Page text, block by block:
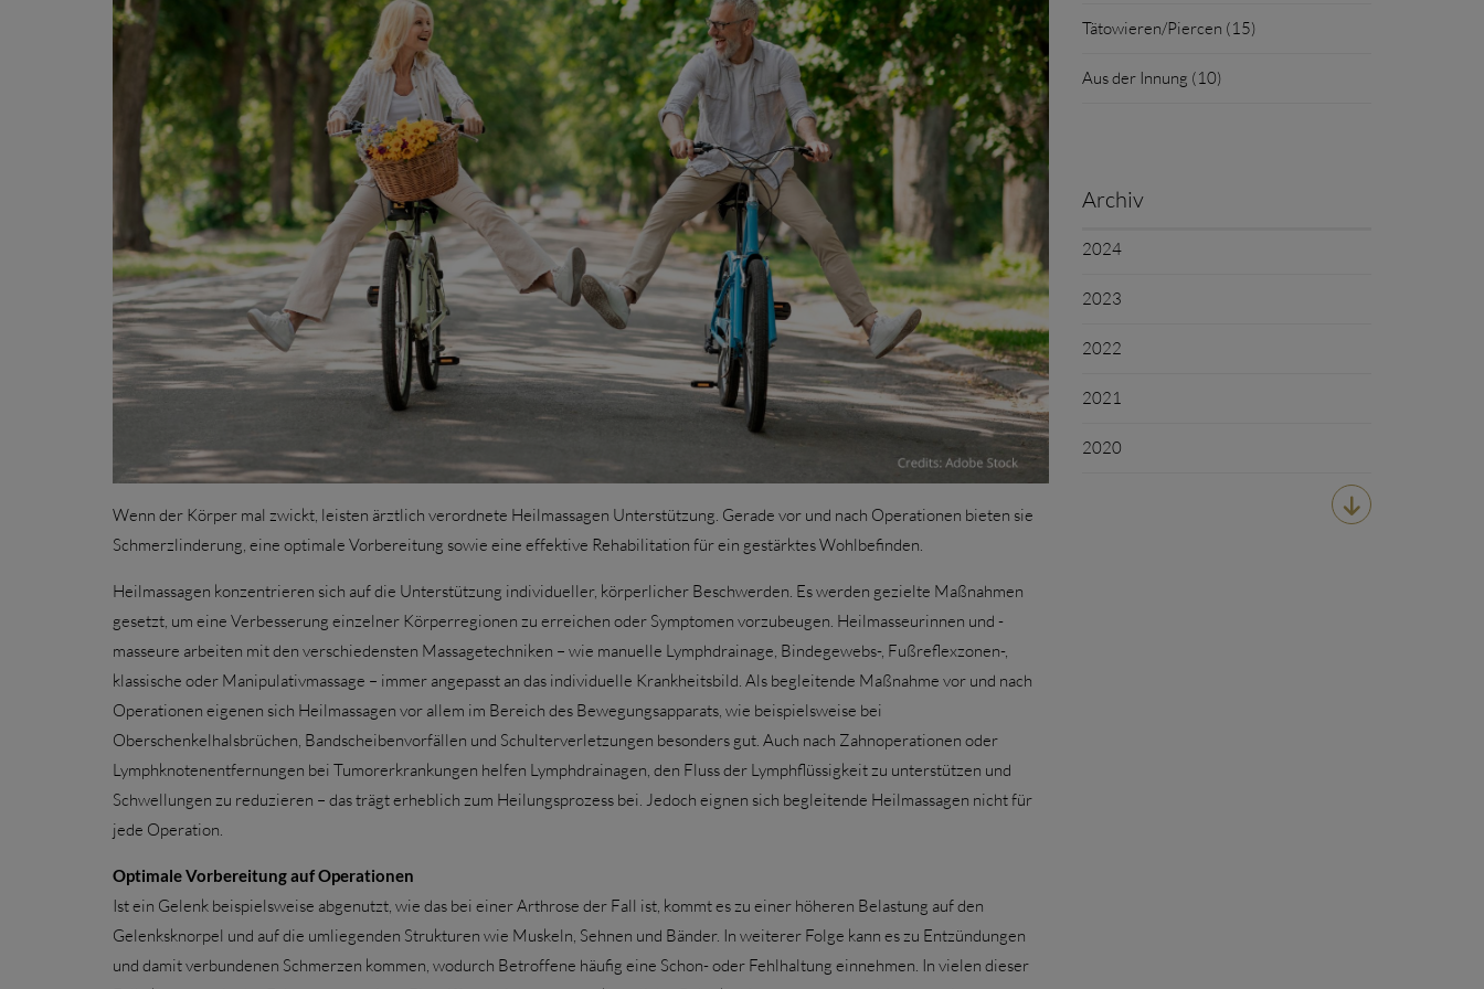
Wenn der Körper mal zwickt, leisten ärztlich verordnete Heilmassagen Unterstützung. Gerade vor und nach Operationen bieten sie
Schmerzlinderung, eine optimale Vorbereitung sowie eine effektive Rehabilitation für ein gestärktes Wohlbefinden.
Heilmassagen konzentrieren sich auf die Unterstützung individueller, körperlicher Beschwerden. Es werden gezielte Maßnahmen
gesetzt, um eine Verbesserung einzelner Körperregionen zu erreichen oder Symptomen vorzubeugen. Heilmasseurinnen und -
masseure arbeiten mit den verschiedensten Massagetechniken – wie manuelle Lymphdrainage, Bindegewebs-, Fußreflexzonen-,
klassische oder Manipulativmassage – immer angepasst an das individuelle Krankheitsbild. Als begleitende Maßnahme vor und nach
Operationen eigenen sich Heilmassagen vor allem im Bereich des Bewegungsapparats, wie beispielsweise bei
Oberschenkelhalsbrüchen, Bandscheibenvorfällen und Schulterverletzungen besonders gut. Auch nach Zahnoperationen oder
Lymphknotenentfernungen bei Tumorerkrankungen helfen Lymphdrainagen, den Fluss der Lymphflüssigkeit zu unterstützen und
Schwellungen zu reduzieren – das trägt erheblich zum Heilungsprozess bei. Jedoch eignen sich begleitende Heilmassagen nicht für
jede Operation.
Optimale Vorbereitung auf Operationen
Ist ein Gelenk beispielsweise abgenutzt, wie das bei einer Arthrose der Fall ist, kommt es zu einer höheren Belastung auf den
Gelenksknorpel und auf die umliegenden Strukturen wie Muskeln, Sehnen und Bänder. In weiterer Folge kann es zu Entzündungen
und damit verbundenen Schmerzen kommen, wodurch Betroffene häufig eine Schon- oder Fehlhaltung einnehmen. In vielen dieser
Tätowieren/Piercen (15)
Aus der Innung (10)
Archiv
2024
2023
2022
2021
2020
